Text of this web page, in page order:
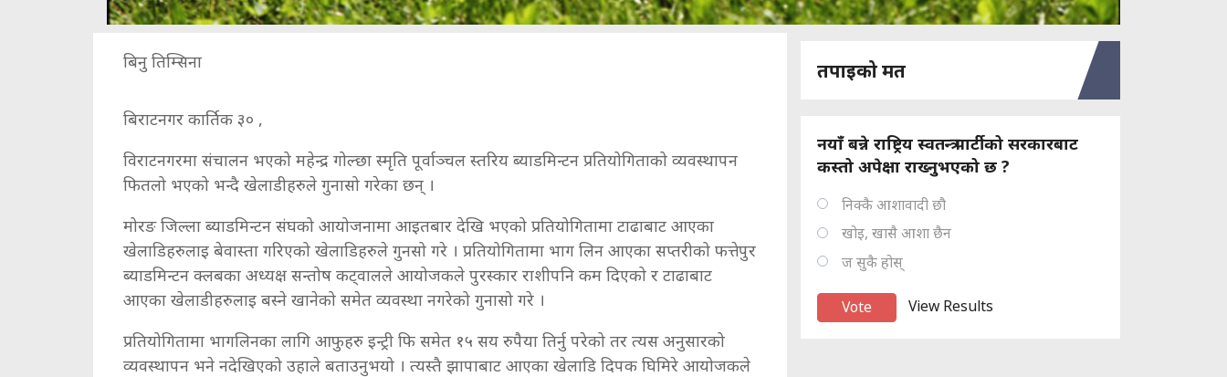
बिनु तिम्सिना
बिराटनगर कार्तिक ३० ,
विराटनगरमा संचालन भएको महेन्द्र गोल्छा स्मृति पूर्वाञ्चल स्तरिय ब्याडमिन्टन प्रतियोगिताको व्यवस्थापन
फितलो भएको भन्दै खेलाडीहरुले गुनासो गरेका छन् ।
मोरङ जिल्ला ब्याडमिन्टन संघको आयोजनामा आइतबार देखि भएको प्रतियोगितामा टाढाबाट आएका
खेलाडिहरुलाइ बेवास्ता गरिएको खेलाडिहरुले गुनसो गरे । प्रतियोगितामा भाग लिन आएका सप्तरीको फत्तेपुर
ब्याडमिन्टन क्लबका अध्यक्ष सन्तोष कट्वालले आयोजकले पुरस्कार राशीपनि कम दिएको र टाढाबाट
आएका खेलाडीहरुलाइ बस्ने खानेको समेत व्यवस्था नगरेको गुनासो गरे ।
प्रतियोगितामा भागलिनका लागि आफुहरु इन्ट्री फि समेत १५ सय रुपैया तिर्नु परेको तर त्यस अनुसारको
व्यवस्थापन भने नदेखिएको उहाले बताउनुभयो । त्यस्तै झापाबाट आएका खेलाडि दिपक घिमिरे आयोजकले
तपाइको मत
नयाँ बन्ने राष्ट्रिय स्वतन्त्र पार्टीको सरकारबाट
कस्तो अपेक्षा राख्नुभएको छ ?
निक्कै आशावादी छौ
खोइ, खासै आशा छैन
ज सुकै होस्
View Results